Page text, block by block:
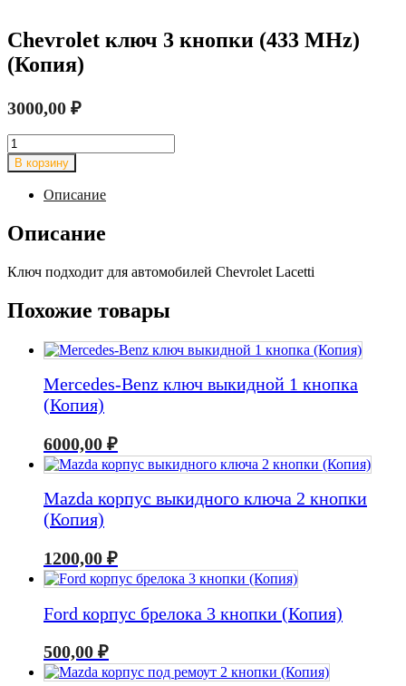
Chevrolet ключ 3 кнопки (433 MHz)
(Копия)
3000,00 ₽
Количество
товара
Chevrolet
ключ
кнопки
(433
(Копия)
В корзину
Описание
Описание
Ключ подходит для автомобилей Chevrolet Lacetti
Похожие товары
Mercedes-Benz ключ выкидной 1 кнопка
(Копия)
6000,00 ₽
Mazda корпус выкидного ключа 2 кнопки
(Копия)
1200,00 ₽
Ford корпус брелока 3 кнопки (Копия)
500,00 ₽